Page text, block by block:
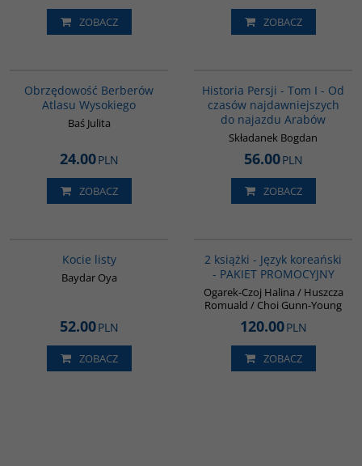
ZOBACZ ZOBACZ
Obrzędowość Berberów
Atlasu Wysokiego
Baś Julita
24.00PLN
ZOBACZ
Historia Persji - Tom I - Od
czasów najdawniejszych
do najazdu Arabów
Składanek Bogdan
56.00PLN
ZOBACZ
Kocie listy
Baydar Oya
52.00PLN
ZOBACZ
2 książki - Język koreański
- PAKIET PROMOCYJNY
Ogarek-Czoj Halina / Huszcza
Romuald / Choi Gunn-Young
120.00PLN
ZOBACZ